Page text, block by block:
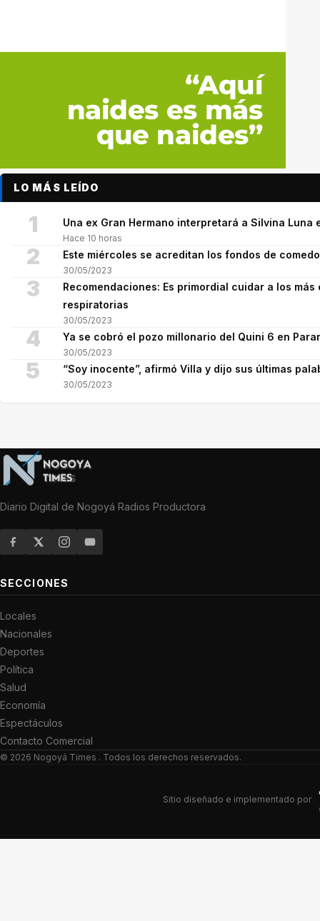
LO MÁS LEÍDO
1 Una ex Gran Hermano interpretará a Silvina
Hace 10 horas
2 Este miércoles se acreditan los fondos de
30/05/2023
3
Recomendaciones: Es primordial cuidar a los
respiratorias
30/05/2023
4 Ya se cobró el pozo millonario del Quini 6 en
30/05/2023
5 “Soy inocente”, afirmó Villa y dijo sus últimas
30/05/2023
Diario Digital de Nogoyá Radios Productora
SECCIONES
Locales
Nacionales
Deportes
Política
Salud
Economía
Espectáculos
Contacto Comercial
© 2026 Nogoyá Times . Todos los derechos reservados.
Sitio diseñado e implementado por